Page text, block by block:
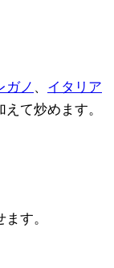
ガノ 、 イタリア
えて炒めます。
す。